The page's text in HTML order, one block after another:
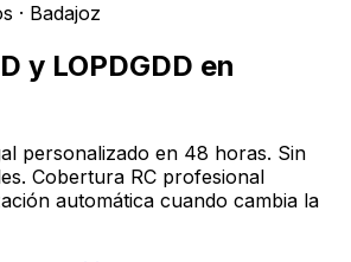
· Badajoz
y LOPDGDD en
personalizado en 48 horas. Sin
Cobertura RC profesional
automática cuando cambia la